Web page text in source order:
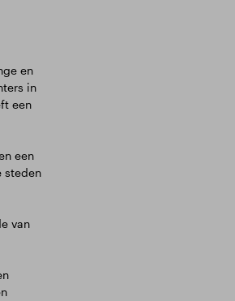
en
in
een
een
steden
van